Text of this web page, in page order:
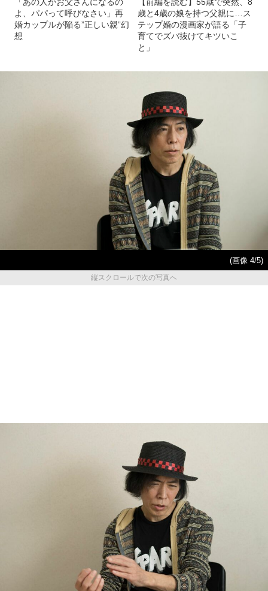
「あの人がお父さんになるの
よ、パパって呼びなさい」再
婚カップルが陥る”正しい親”幻
想
【前編を読む】55歳で突然、8
歳と4歳の娘を持つ父親に…ス
テップ婚の漫画家が語る「子
育てでズバ抜けてキツいこ
と」
(画像 4/5)
縦スクロールで次の写真へ